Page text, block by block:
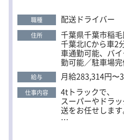
丁寧にレクチャー ・研修中も
業・販売・工場勤務など、異
数活躍中です。 ★キャリアパスあり ドライバーとし
て経験を積んだ後は、 運行
ップアップも可能。 実際にキ
社員も多数在籍しています。
職種 配送ドライバー
住所 千葉県千葉市稲
千葉北ICから車2
車通勤可能、バ
勤可能／駐車場
給与 月給283,314円〜
仕事内容 4tトラックで、
スーパーやドラ
送をお任せします